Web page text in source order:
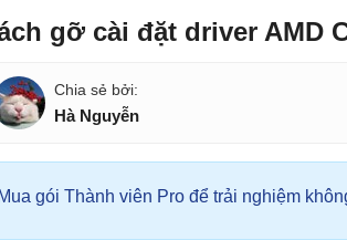
gỡ cài đặt driver AMD
Hà Nguyễn
Mua gói Thành viên Pro để trải nghiệm